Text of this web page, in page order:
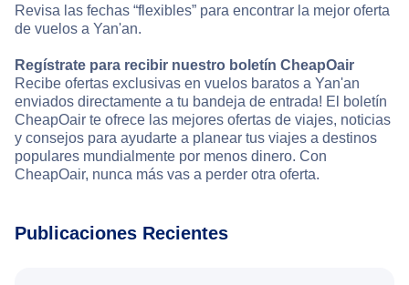
Revisa las fechas “flexibles” para encontrar la mejor oferta
de vuelos a Yan'an.
Regístrate para recibir nuestro boletín CheapOair
Recibe ofertas exclusivas en vuelos baratos a Yan'an
enviados directamente a tu bandeja de entrada! El boletín
CheapOair te ofrece las mejores ofertas de viajes, noticias
y consejos para ayudarte a planear tus viajes a destinos
populares mundialmente por menos dinero. Con
CheapOair, nunca más vas a perder otra oferta.
Publicaciones Recientes